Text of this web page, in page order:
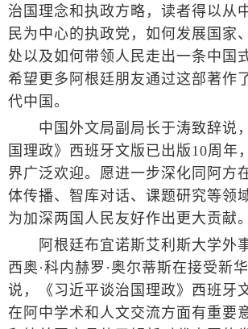
治国理念和执政方略，读者得以从
民为中心的执政党，如何发展国家
处以及如何带领人民走出一条中国
希望更多阿根廷朋友通过这部著作
代中国。
中国外文局副局长于涛致辞说
国理政》西班牙文版已出版10周年
界广泛欢迎。愿进一步深化同阿方
体传播、智库对话、课题研究等领
为加深两国人民友好作出更大贡献。
阿根廷布宜诺斯艾利斯大学外
西奥·科内赫罗·奥尔蒂斯在接受新
说，《习近平谈治国理政》西班牙
在阿中学术和人文交流方面有重要